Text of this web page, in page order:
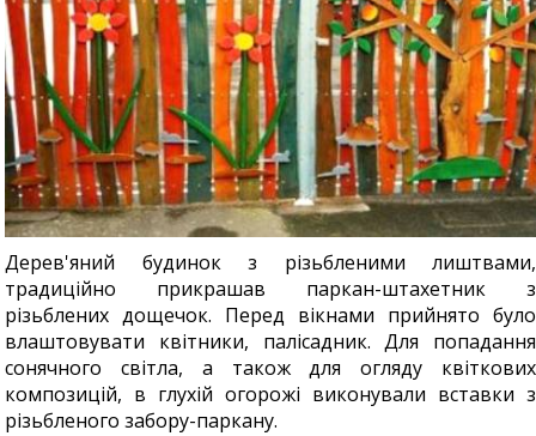
Дерев'яний будинок з різьбленими лиштвами,
традиційно прикрашав паркан-штахетник з
різьблених дощечок. Перед вікнами прийнято було
влаштовувати квітники, палісадник. Для попадання
сонячного світла, а також для огляду квіткових
композицій, в глухій огорожі виконували вставки з
різьбленого забору-паркану.